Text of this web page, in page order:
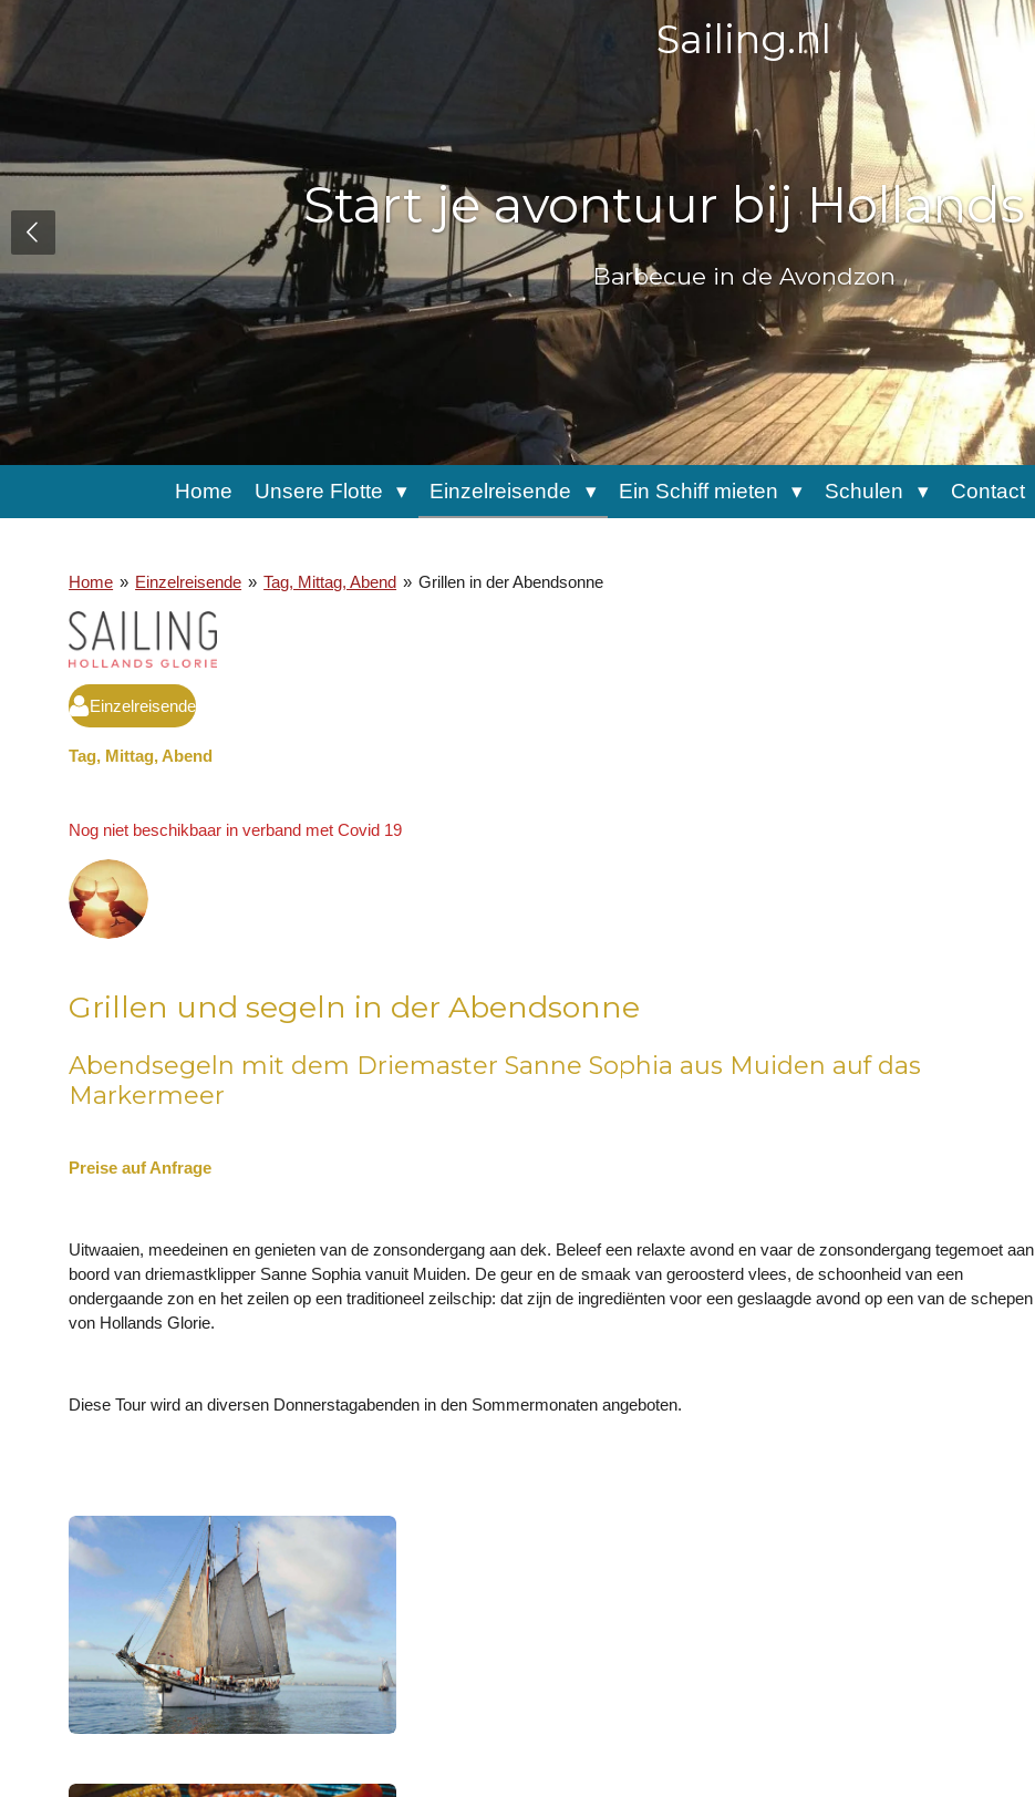
springen
Sailing.nl
Home Unsere Flotte Einzelreisende Ein Schiff mieten Schulen Contact
Home » Einzelreisende » Tag, Mittag, Abend » Grillen in der Abendsonne
Einzelreisende
Tag, Mittag, Abend
Nog niet beschikbaar in verband met Covid 19
Grillen und segeln in der Abendsonne
Abendsegeln mit dem Driemaster Sanne Sophia aus Muiden auf das
Markermeer
Preise auf Anfrage
Uitwaaien, meedeinen en genieten van de zonsondergang aan dek. Beleef een relaxte avond en vaar de zonsondergang tegemoet aan
boord van driemastklipper Sanne Sophia vanuit Muiden. De geur en de smaak van geroosterd vlees, de schoonheid van een
ondergaande zon en het zeilen op een traditioneel zeilschip: dat zijn de ingrediënten voor een geslaagde avond op een van de schepen
von Hollands Glorie.
Diese Tour wird an diversen Donnerstagabenden in den Sommermonaten angeboten.